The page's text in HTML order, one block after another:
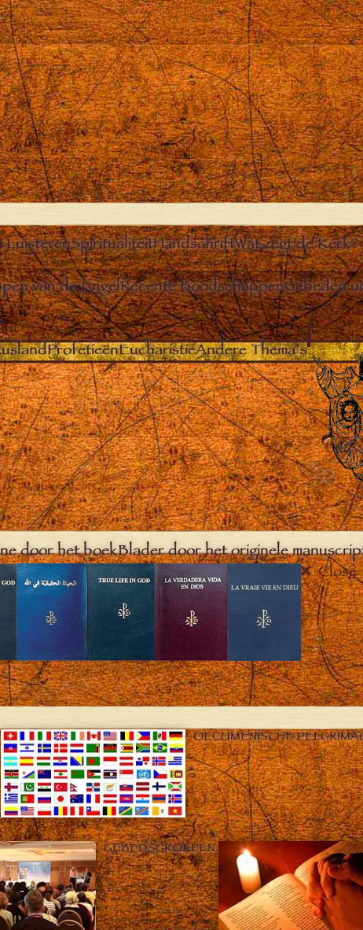
LuisterenSpiritualiteitHandschriftWat zegt de Kerk?
van de EngelRecente BoodschappenGebeden
ProfetieënEucharistieAndere Thema’s
door het boekBlader door het originele
Close
OECUMENISCHE
GEBEDSGROEPEN